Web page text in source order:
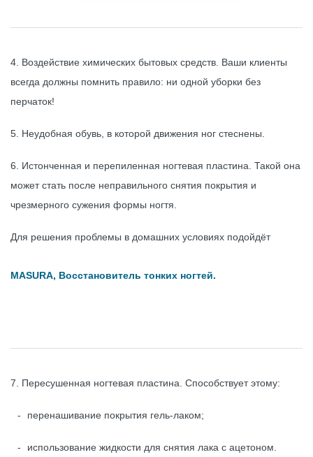
4. Воздействие химических бытовых средств. Ваши клиенты
всегда должны помнить правило: ни одной уборки без
перчаток!
5. Неудобная обувь, в которой движения ног стеснены.
6. Истонченная и перепиленная ногтевая пластина. Такой она
может стать после неправильного снятия покрытия и
чрезмерного сужения формы ногтя.
Для решения проблемы в домашних условиях подойдёт
MASURA, Восстановитель тонких ногтей.
7. Пересушенная ногтевая пластина. Способствует этому:
перенашивание покрытия гель-лаком;
использование жидкости для снятия лака с ацетоном.